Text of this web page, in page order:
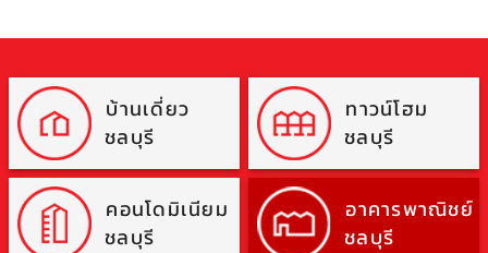
บ้านเดี่ยว
ชลบุรี
ทาวน์โฮม
ชลบุรี
คอนโดมิเนียม
ชลบุรี
อาคารพาณิชย์
ชลบุรี